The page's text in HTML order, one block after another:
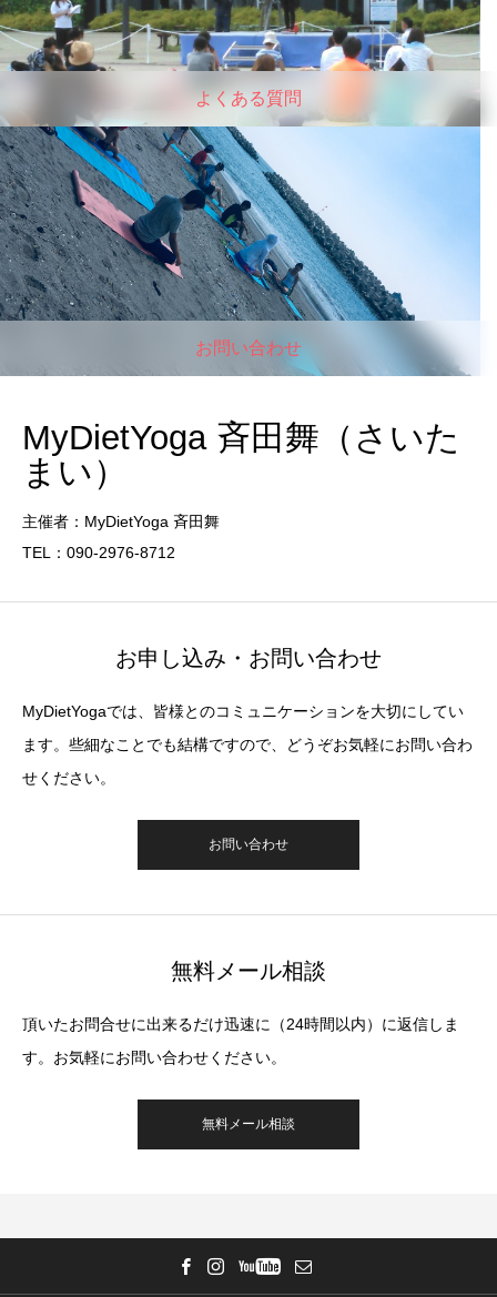
よくある質問
お問い合わせ
MyDietYoga 斉田舞（さいた
まい）
主催者：MyDietYoga 斉田舞
TEL：090-2976-8712
お申し込み・お問い合わせ
MyDietYogaでは、皆様とのコミュニケーションを大切にしてい
ます。些細なことでも結構ですので、どうぞお気軽にお問い合わ
せください。
お問い合わせ
無料メール相談
頂いたお問合せに出来るだけ迅速に（24時間以内）に返信しま
す。お気軽にお問い合わせください。
無料メール相談